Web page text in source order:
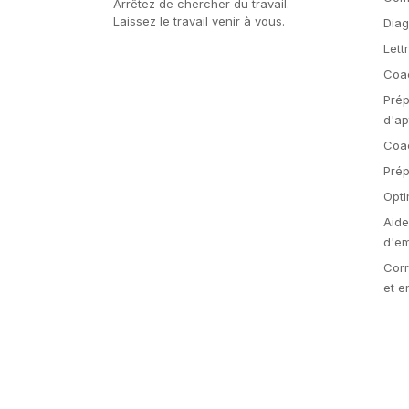
Arrêtez de chercher du travail.
Laissez le travail venir à vous.
et